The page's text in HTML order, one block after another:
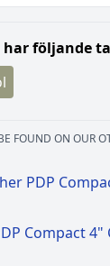
följande
FOUND ON OUR
PDP
Compact 4"